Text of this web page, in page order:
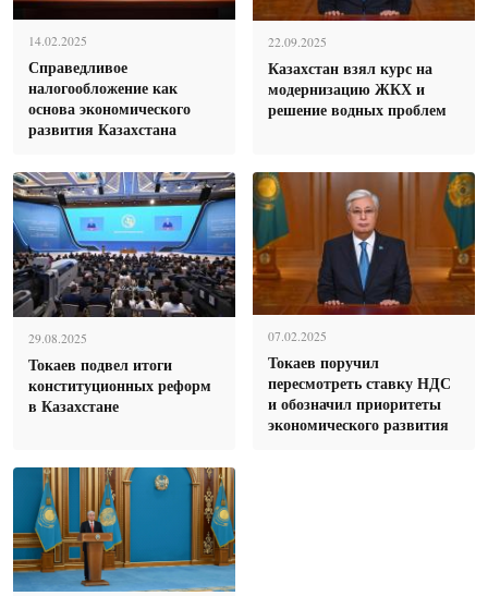
14.02.2025
Справедливое
налогообложение как
основа экономического
развития Казахстана
22.09.2025
Казахстан взял курс на
модернизацию ЖКХ и
решение водных проблем
29.08.2025
Токаев подвел итоги
конституционных реформ
в Казахстане
07.02.2025
Токаев поручил
пересмотреть ставку НДС
и обозначил приоритеты
экономического развития